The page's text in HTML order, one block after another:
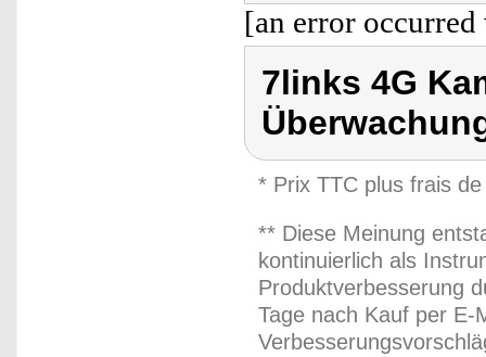
[an error
7links 4G
* Prix TTC plus frais
** Diese Meinung
kontinuierlich als
Produktverbesserung
Tage nach Kauf per E-